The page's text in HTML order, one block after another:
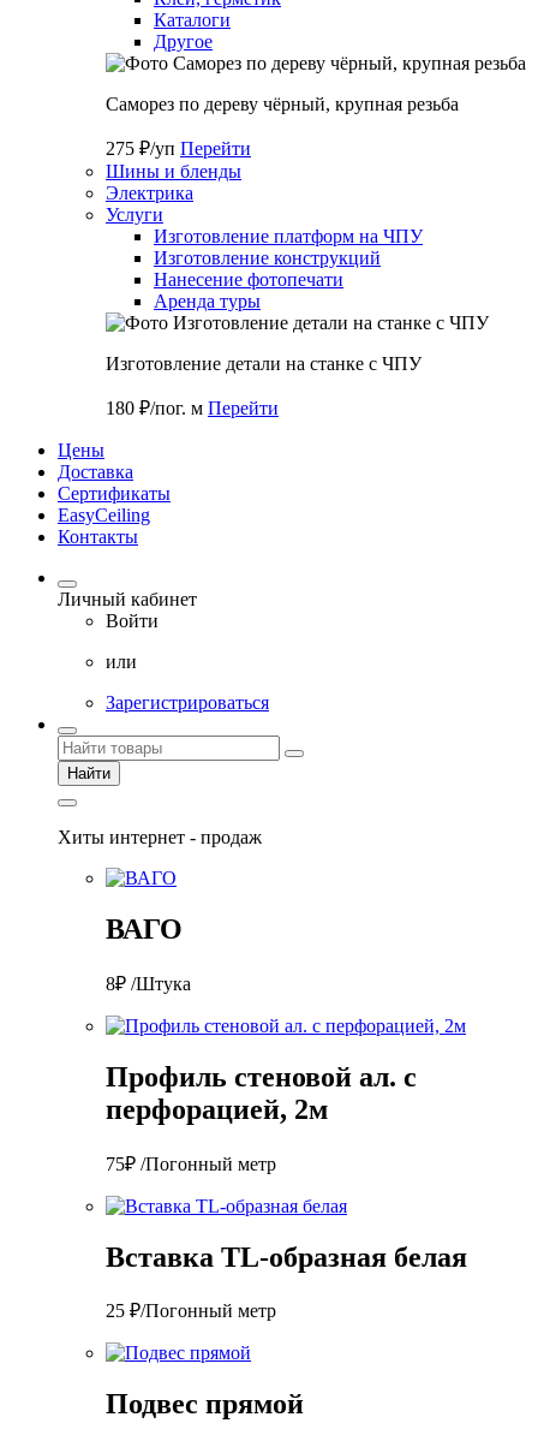
Каталоги
Другое
Саморез по дереву чёрный, крупная резьба
275 ₽/уп Перейти
Шины и бленды
Электрика
Услуги
Изготовление платформ на ЧПУ
Изготовление конструкций
Нанесение фотопечати
Аренда туры
Изготовление детали на станке с ЧПУ
180 ₽/пог. м Перейти
Цены
Доставка
Cертификаты
EasyCeiling
Контакты
Личный кабинет
Войти
или
Зарегистрироваться
Найти
Хиты интернет - продаж
ВАГО
8₽ /Штука
Профиль стеновой ал. с
перфорацией, 2м
75₽ /Погонный метр
Вставка TL-образная белая
25 ₽/Погонный метр
Подвес прямой